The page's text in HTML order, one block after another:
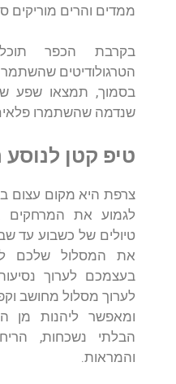
ממדים והרים מוריקים
בקרבת הכפר
בסמוך, תמצאו שפע
שנדמה שהשתמרו
טיפ קטן
צרפת היא מקום עצום
לגמוע את המרחקים
טיולים של כשבוע עד
את המסלול שלכם
בעצמכם לערוך
לערוך מסלול מחושב
ומאפשר ליהנות מן
הבלתי נשכחות,
והמראות.